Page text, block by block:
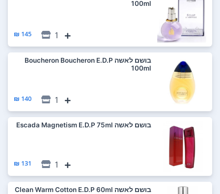
100ml
1
145 ₪
בושם לאשה Boucheron Boucheron E.D.P
100ml
1
140 ₪
בושם לאשה Escada Magnetism E.D.P 75ml
1
131 ₪
בושם לאשה Clean Warm Cotton E.D.P 60ml